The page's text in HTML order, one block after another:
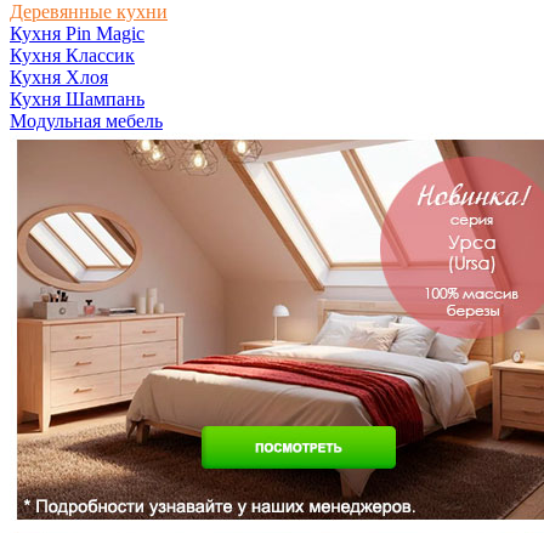
Деревянные кухни
Кухня Pin Magic
Кухня Классик
Кухня Хлоя
Кухня Шампань
Модульная мебель